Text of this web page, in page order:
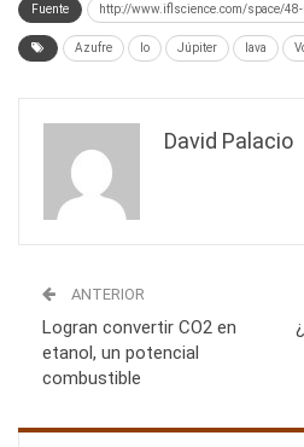
Fuente http://www.iflscience.com/space/48-
Azufre Io Júpiter lava
David Palacio
ANTERIOR
Logran convertir CO2 en
etanol, un potencial
combustible